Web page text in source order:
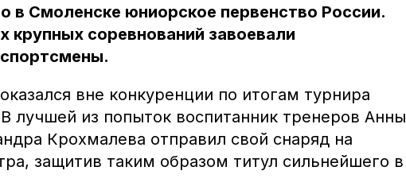
в Смоленске юниорское первенство России.
крупных соревнований завоевали
вне конкуренции по итогам турнира
лучшей из попыток воспитанник тренеров Анны
Крохмалева отправил свой снаряд на
защитив таким образом титул сильнейшего в